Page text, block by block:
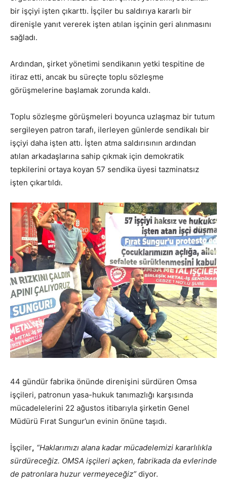
bir işçiyi işten çıkarttı. İşçiler bu saldırıya kararlı bir
direnişle yanıt vererek işten atılan işçinin geri alınmasını
sağladı.
Ardından, şirket yönetimi sendikanın yetki tespitine de
itiraz etti, ancak bu süreçte toplu sözleşme
görüşmelerine başlamak zorunda kaldı.
Toplu sözleşme görüşmeleri boyunca uzlaşmaz bir tutum
sergileyen patron tarafı, ilerleyen günlerde sendikalı bir
işçiyi daha işten attı. İşten atma saldırısının ardından
atılan arkadaşlarına sahip çıkmak için demokratik
tepkilerini ortaya koyan 57 sendika üyesi tazminatsız
işten çıkartıldı.
44 gündür fabrika önünde direnişini sürdüren Omsa
işçileri, patronun yasa-hukuk tanımazlığı karşısında
mücadelelerini 22 ağustos itibarıyla şirketin Genel
Müdürü Fırat Sungur’un evinin önüne taşıdı.
İşçiler, “Haklarımızı alana kadar mücadelemizi kararlılıkla
sürdüreceğiz. OMSA işçileri açken, fabrikada da evlerinde
de patronlara huzur vermeyeceğiz” diyor.